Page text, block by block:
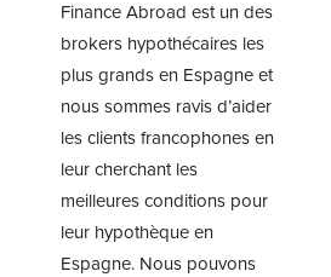
Finance Abroad est un des
brokers hypothécaires les
plus grands en Espagne et
nous sommes ravis d’aider
les clients francophones en
leur cherchant les
meilleures conditions pour
leur hypothèque en
Espagne. Nous pouvons